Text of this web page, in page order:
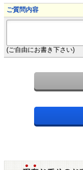
ご質問内容
(ご自由にお書き下さい)